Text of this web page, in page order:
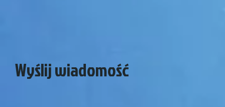
Wyślij wiadomość